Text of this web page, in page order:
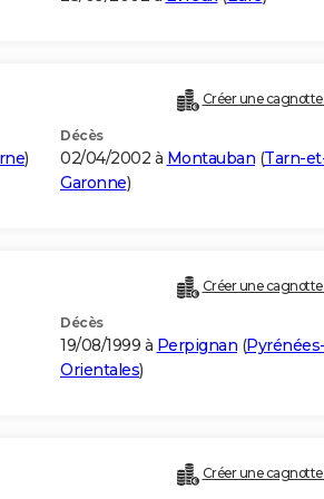
Créer une cagnotte
)
Décès
02/04/2002 à Montauban (Tarn-
Garonne)
Créer une cagnotte
Décès
19/08/1999 à Perpignan (Pyrénées-
Orientales)
Créer une cagnotte